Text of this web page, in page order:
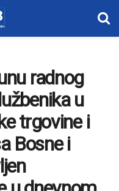
radnog
u
trgovine i
Bosne i